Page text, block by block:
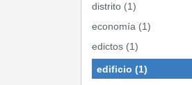
distrito (1)
economía (1)
edictos (1)
edificio (1)